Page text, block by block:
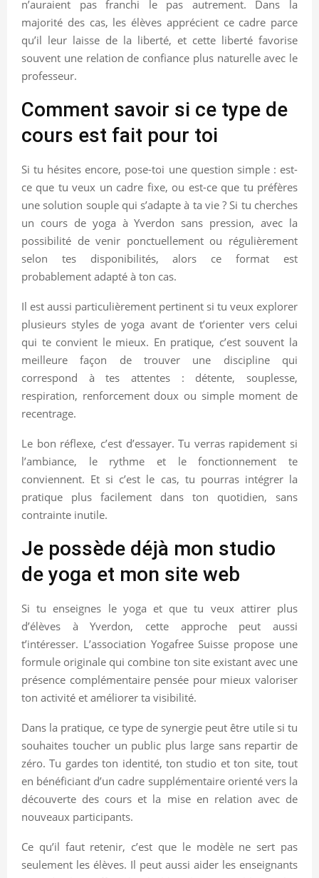
n’auraient pas franchi le pas autrement. Dans la
majorité des cas, les élèves apprécient ce cadre parce
qu’il leur laisse de la liberté, et cette liberté favorise
souvent une relation de confiance plus naturelle avec le
professeur.
Comment savoir si ce type de
cours est fait pour toi
Si tu hésites encore, pose-toi une question simple : est-
ce que tu veux un cadre fixe, ou est-ce que tu préfères
une solution souple qui s’adapte à ta vie ? Si tu cherches
un cours de yoga à Yverdon sans pression, avec la
possibilité de venir ponctuellement ou régulièrement
selon tes disponibilités, alors ce format est
probablement adapté à ton cas.
Il est aussi particulièrement pertinent si tu veux explorer
plusieurs styles de yoga avant de t’orienter vers celui
qui te convient le mieux. En pratique, c’est souvent la
meilleure façon de trouver une discipline qui
correspond à tes attentes : détente, souplesse,
respiration, renforcement doux ou simple moment de
recentrage.
Le bon réflexe, c’est d’essayer. Tu verras rapidement si
l’ambiance, le rythme et le fonctionnement te
conviennent. Et si c’est le cas, tu pourras intégrer la
pratique plus facilement dans ton quotidien, sans
contrainte inutile.
Je possède déjà mon studio
de yoga et mon site web
Si tu enseignes le yoga et que tu veux attirer plus
d’élèves à Yverdon, cette approche peut aussi
t’intéresser. L’association Yogafree Suisse propose une
formule originale qui combine ton site existant avec une
présence complémentaire pensée pour mieux valoriser
ton activité et améliorer ta visibilité.
Dans la pratique, ce type de synergie peut être utile si tu
souhaites toucher un public plus large sans repartir de
zéro. Tu gardes ton identité, ton studio et ton site, tout
en bénéficiant d’un cadre supplémentaire orienté vers la
découverte des cours et la mise en relation avec de
nouveaux participants.
Ce qu’il faut retenir, c’est que le modèle ne sert pas
seulement les élèves. Il peut aussi aider les enseignants